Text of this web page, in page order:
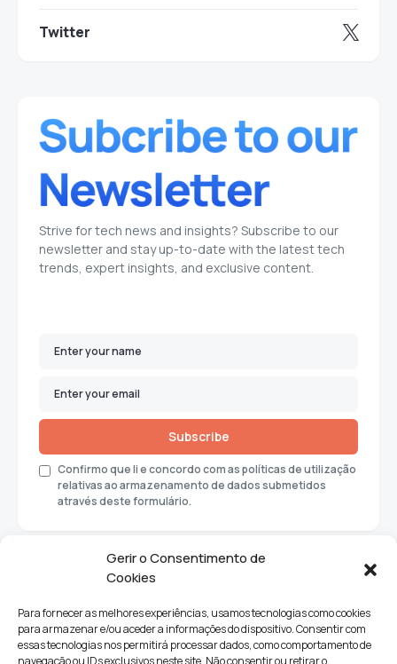
Gerir o Consentimento de
Cookies
Para fornecer as melhores experiências, usamos tecnologias como cookies
para armazenar e/ou aceder a informações do dispositivo. Consentir com
essas tecnologias nos permitirá processar dados, como comportamento de
navegação ou IDs exclusivos neste site. Não consentir ou retirar o
Twitter
Strive for tech news and insights? Subscribe to our
newsletter and stay up-to-date with the latest tech
trends, expert insights, and exclusive content.
Subscribe
Confirmo que li e concordo com as políticas de utilização
relativas ao armazenamento de dados submetidos
através deste formulário.